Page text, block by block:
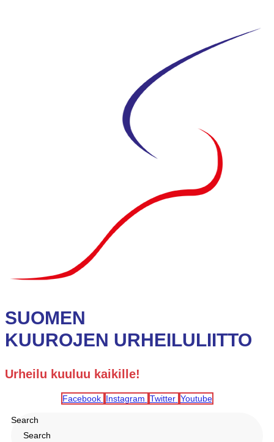
SUOMEN
KUUROJEN URHEILULIITTO
Urheilu kuuluu kaikille!
Facebook Instagram Twitter Youtube
Search
Search